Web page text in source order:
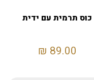
כוס תרמית עם ידית
89.00
₪